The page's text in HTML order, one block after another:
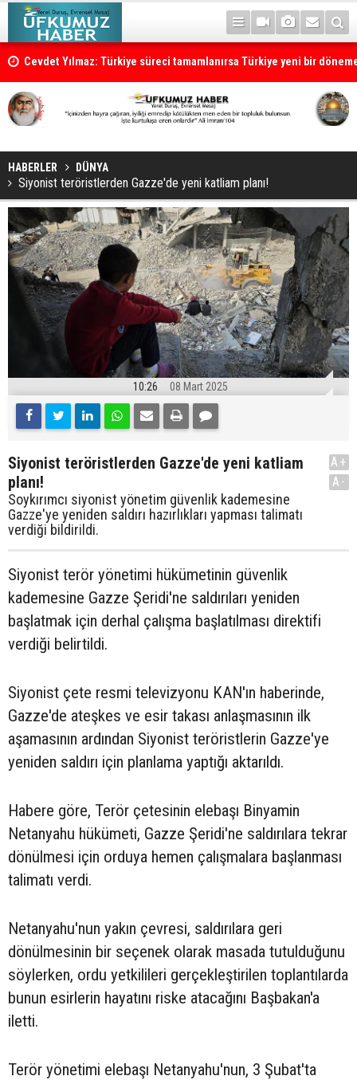
Cevdet Yılmaz: Türkiye süreci tamamlanırsa Türkiye yeni bir
HABERLER DÜNYA
Siyonist teröristlerden Gazze'de yeni katliam planı!
10:26 08 Mart 2025
Siyonist teröristlerden Gazze'de yeni katliam
planı!
Soykırımcı siyonist yönetim güvenlik kademesine
Gazze'ye yeniden saldırı hazırlıkları yapması talimatı
verdiği bildirildi.
A+
A-
Siyonist terör yönetimi hükümetinin güvenlik
kademesine Gazze Şeridi'ne saldırıları yeniden
başlatmak için derhal çalışma başlatılması direktifi
verdiği belirtildi.
Siyonist çete resmi televizyonu KAN'ın haberinde,
Gazze'de ateşkes ve esir takası anlaşmasının ilk
aşamasının ardından Siyonist teröristlerin Gazze'ye
yeniden saldırı için planlama yaptığı aktarıldı.
Habere göre, Terör çetesinin elebaşı Binyamin
Netanyahu hükümeti, Gazze Şeridi'ne saldırılara tekrar
dönülmesi için orduya hemen çalışmalara başlanması
talimatı verdi.
Netanyahu'nun yakın çevresi, saldırılara geri
dönülmesinin bir seçenek olarak masada tutulduğunu
söylerken, ordu yetkilileri gerçekleştirilen toplantılarda
bunun esirlerin hayatını riske atacağını Başbakan'a
iletti.
Terör yönetimi elebaşı Netanyahu'nun, 3 Şubat'ta